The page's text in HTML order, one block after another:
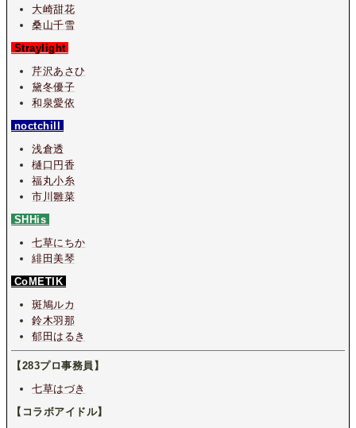
大崎甜花
桑山千雪
Straylight
芹沢あさひ
黛冬優子
和泉愛依
noctchill
浅倉透
樋口円香
福丸小糸
市川雛菜
SHHis
七草にちか
緋田美琴
CoMETIK
斑鳩ルカ
鈴木羽那
郁田はるき
【283プロ事務員】
七草はづき
【コラボアイドル】